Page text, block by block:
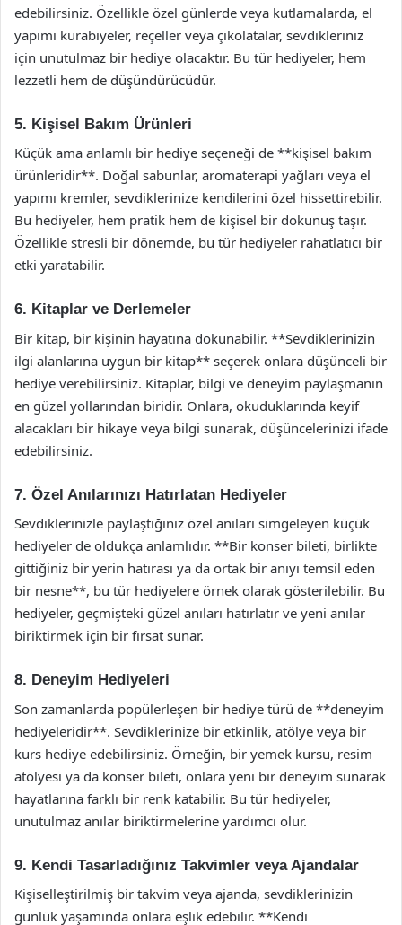
edebilirsiniz. Özellikle özel günlerde veya kutlamalarda, el
yapımı kurabiyeler, reçeller veya çikolatalar, sevdikleriniz
için unutulmaz bir hediye olacaktır. Bu tür hediyeler, hem
lezzetli hem de düşündürücüdür.
5. Kişisel Bakım Ürünleri
Küçük ama anlamlı bir hediye seçeneği de **kişisel bakım
ürünleridir**. Doğal sabunlar, aromaterapi yağları veya el
yapımı kremler, sevdiklerinize kendilerini özel hissettirebilir.
Bu hediyeler, hem pratik hem de kişisel bir dokunuş taşır.
Özellikle stresli bir dönemde, bu tür hediyeler rahatlatıcı bir
etki yaratabilir.
6. Kitaplar ve Derlemeler
Bir kitap, bir kişinin hayatına dokunabilir. **Sevdiklerinizin
ilgi alanlarına uygun bir kitap** seçerek onlara düşünceli bir
hediye verebilirsiniz. Kitaplar, bilgi ve deneyim paylaşmanın
en güzel yollarından biridir. Onlara, okuduklarında keyif
alacakları bir hikaye veya bilgi sunarak, düşüncelerinizi ifade
edebilirsiniz.
7. Özel Anılarınızı Hatırlatan Hediyeler
Sevdiklerinizle paylaştığınız özel anıları simgeleyen küçük
hediyeler de oldukça anlamlıdır. **Bir konser bileti, birlikte
gittiğiniz bir yerin hatırası ya da ortak bir anıyı temsil eden
bir nesne**, bu tür hediyelere örnek olarak gösterilebilir. Bu
hediyeler, geçmişteki güzel anıları hatırlatır ve yeni anılar
biriktirmek için bir fırsat sunar.
8. Deneyim Hediyeleri
Son zamanlarda popülerleşen bir hediye türü de **deneyim
hediyeleridir**. Sevdiklerinize bir etkinlik, atölye veya bir
kurs hediye edebilirsiniz. Örneğin, bir yemek kursu, resim
atölyesi ya da konser bileti, onlara yeni bir deneyim sunarak
hayatlarına farklı bir renk katabilir. Bu tür hediyeler,
unutulmaz anılar biriktirmelerine yardımcı olur.
9. Kendi Tasarladığınız Takvimler veya Ajandalar
Kişiselleştirilmiş bir takvim veya ajanda, sevdiklerinizin
günlük yaşamında onlara eşlik edebilir. **Kendi